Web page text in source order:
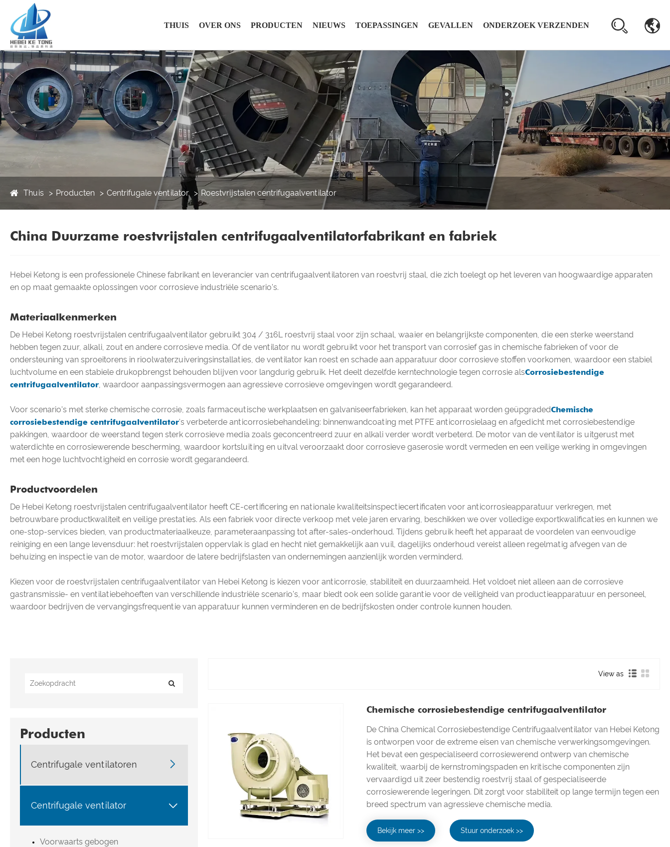
THUIS OVER ONS PRODUCTEN NIEUWS TOEPASSINGEN GEVALLEN ONDERZOEK VERZENDEN
Thuis Producten Centrifugale ventilator Roestvrijstalen centrifugaalventilator
China Duurzame roestvrijstalen centrifugaalventilatorfabrikant en fabriek
Hebei Ketong is een professionele Chinese fabrikant en leverancier van centrifugaalventilatoren van roestvrij staal, die zich toelegt op het leveren van hoogwaardige apparaten
en op maat gemaakte oplossingen voor corrosieve industriële scenario's.
Materiaalkenmerken
De Hebei Ketong roestvrijstalen centrifugaalventilator gebruikt 304 / 316L roestvrij staal voor zijn schaal, waaier en belangrijkste componenten, die een sterke weerstand
hebben tegen zuur, alkali, zout en andere corrosieve media. Of de ventilator nu wordt gebruikt voor het transport van corrosief gas in chemische fabrieken of voor de
ondersteuning van sproeitorens in rioolwaterzuiveringsinstallaties, de ventilator kan roest en schade aan apparatuur door corrosieve stoffen voorkomen, waardoor een stabiel
luchtvolume en een stabiele drukopbrengst behouden blijven voor langdurig gebruik. Het deelt dezelfde kerntechnologie tegen corrosie alsCorrosiebestendige
centrifugaalventilator, waardoor aanpassingsvermogen aan agressieve corrosieve omgevingen wordt gegarandeerd.
Voor scenario's met sterke chemische corrosie, zoals farmaceutische werkplaatsen en galvaniseerfabrieken, kan het apparaat worden geüpgradedChemische
corrosiebestendige centrifugaalventilator's verbeterde anticorrosiebehandeling: binnenwandcoating met PTFE anticorrosielaag en afgedicht met corrosiebestendige
pakkingen, waardoor de weerstand tegen sterk corrosieve media zoals geconcentreerd zuur en alkali verder wordt verbeterd. De motor van de ventilator is uitgerust met
waterdichte en corrosiewerende bescherming, waardoor kortsluiting en uitval veroorzaakt door corrosieve gaserosie wordt vermeden en een veilige werking in omgevingen
met een hoge luchtvochtigheid en corrosie wordt gegarandeerd.
Productvoordelen
De Hebei Ketong roestvrijstalen centrifugaalventilator heeft CE-certificering en nationale kwaliteitsinspectiecertificaten voor anticorrosieapparatuur verkregen, met
betrouwbare productkwaliteit en veilige prestaties. Als een fabriek voor directe verkoop met vele jaren ervaring, beschikken we over volledige exportkwalificaties en kunnen we
one-stop-services bieden, van productmateriaalkeuze, parameteraanpassing tot after-sales-onderhoud. Tijdens gebruik heeft het apparaat de voordelen van eenvoudige
reiniging en een lange levensduur: het roestvrijstalen oppervlak is glad en hecht niet gemakkelijk aan vuil, dagelijks onderhoud vereist alleen regelmatig afvegen van de
behuizing en inspectie van de motor, waardoor de latere bedrijfslasten van ondernemingen aanzienlijk worden verminderd.
Kiezen voor de roestvrijstalen centrifugaalventilator van Hebei Ketong is kiezen voor anticorrosie, stabiliteit en duurzaamheid. Het voldoet niet alleen aan de corrosieve
gastransmissie- en ventilatiebehoeften van verschillende industriële scenario's, maar biedt ook een solide garantie voor de veiligheid van productieapparatuur en personeel,
waardoor bedrijven de vervangingsfrequentie van apparatuur kunnen verminderen en de bedrijfskosten onder controle kunnen houden.
Producten
Centrifugale ventilatoren 
Centrifugale ventilator 
Voorwaarts gebogen
View as
Chemische corrosiebestendige centrifugaalventilator
De China Chemical Corrosiebestendige Centrifugaalventilator van Hebei Ketong
is ontworpen voor de extreme eisen van chemische verwerkingsomgevingen.
Het bevat een gespecialiseerd corrosiewerend ontwerp van chemische
kwaliteit, waarbij de kernstromingspaden en kritische componenten zijn
vervaardigd uit zeer bestendig roestvrij staal of gespecialiseerde
corrosiewerende legeringen. Dit zorgt voor stabiliteit op lange termijn tegen een
breed spectrum van agressieve chemische media.
Bekijk meer >> Stuur onderzoek >>